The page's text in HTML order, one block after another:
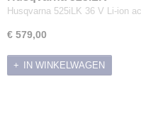
Husqvarna 525iLK 36 V Li-ion
€ 579,00
IN WINKELWAGEN